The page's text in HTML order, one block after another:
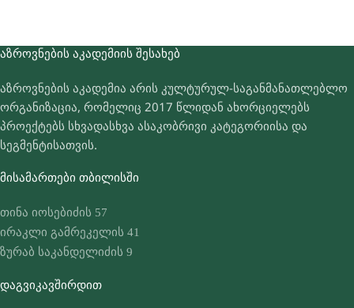
ᲐᲖᲠᲝᲕᲜᲔᲑᲘᲡ ᲐᲙᲐᲓᲔᲛᲘᲘᲡ ᲨᲔᲡᲐᲮᲔᲑ
აზროვნების აკადემია არის კულტურულ-საგანმანათლებლო
ორგანიზაცია, რომელიც 2017 წლიდან ახორციელებს
პროექტებს სხვადასხვა ასაკობრივი კატეგორიისა და
სეგმენტისათვის.
ᲛᲘᲡᲐᲛᲐᲠᲗᲔᲑᲘ ᲗᲑᲘᲚᲘᲡᲨᲘ
თინა იოსებიძის 57
ირაკლი გამრეკელის 41
ზურაბ საკანდელიძის 9
ᲓᲐᲒᲕᲘᲙᲐᲕᲨᲘᲠᲓᲘᲗ